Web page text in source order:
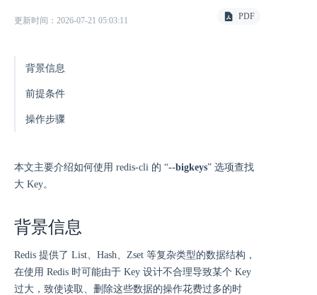
更新时间：2026-07-21 05:03:11 PDF
背景信息
前提条件
操作步骤
本文主要介绍如何使用 redis-cli 的 “--bigkeys” 选项查找
大 Key。
背景信息
Redis 提供了 List、Hash、Zset 等复杂类型的数据结构，
在使用 Redis 时可能由于 Key 设计不合理导致某个 Key
过大，致使读取、删除这些数据的操作花费过多的时